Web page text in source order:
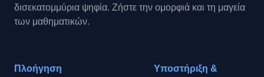
δισεκατομμύρια ψηφία. Ζήστε την ομορφιά και τη μαγεία
των μαθηματικών.
Πλοήγηση
Υποστήριξη &